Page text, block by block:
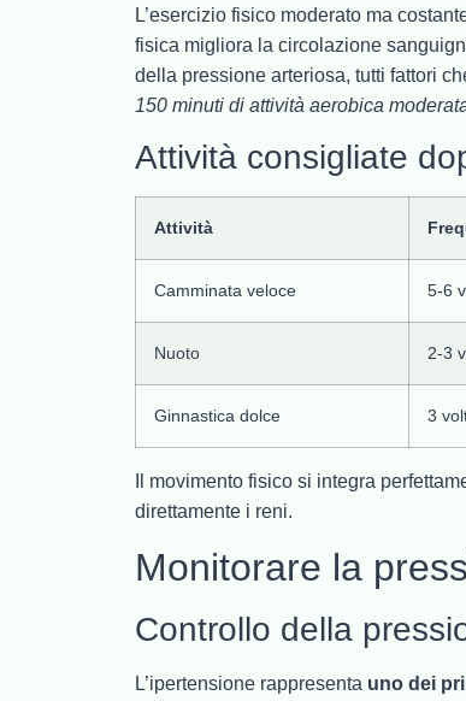
L’esercizio fisico moderato ma
fisica migliora la circolazione
della pressione arteriosa, tutti fattori
150 minuti di attività aerobica
Attività consigliate
Attività
Camminata veloce 5-6
Nuoto 2-3
Ginnastica dolce 3
Il movimento fisico si integra
direttamente i reni.
Monitorare la
Controllo della
L’ipertensione rappresenta uno dei